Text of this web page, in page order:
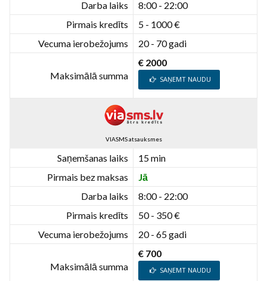
Darba laiks
8:00 - 22:00
Pirmais kredīts
5 - 1000 €
Vecuma ierobežojums
20 - 70 gadi
Maksimālā summa
€ 2000
SAŅEMT NAUDU
VIASMS atsauksmes
Saņemšanas laiks
15 min
Pirmais bez maksas
Jā
Darba laiks
8:00 - 22:00
Pirmais kredīts
50 - 350 €
Vecuma ierobežojums
20 - 65 gadi
Maksimālā summa
€ 700
SAŅEMT NAUDU